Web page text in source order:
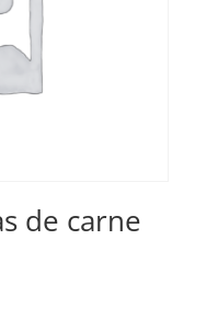
de carne